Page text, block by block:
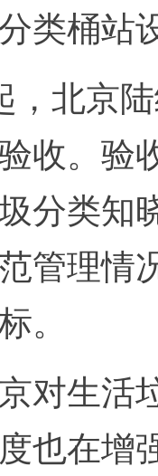
类桶站
北京陆
收。验
分类知
管理情
。
生活
也在增